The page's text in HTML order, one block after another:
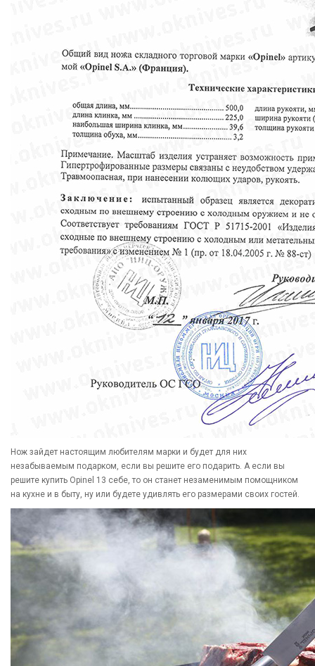
Нож зайдет настоящим любителям марки и будет для них
незабываемым подарком, если вы решите его подарить. А если вы
решите купить Opinel 13 себе, то он станет незаменимым помощником
на кухне и в быту, ну или будете удивлять его размерами своих гостей.